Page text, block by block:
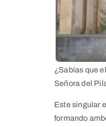
¿Sabías que
Señora del
Este singular
formando